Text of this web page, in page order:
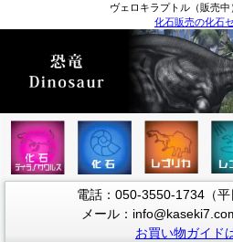
ヴェロキラプトル（販売中
化石販売の化石
電話：050-3550-1734（平
メール：
お買い物ガイド